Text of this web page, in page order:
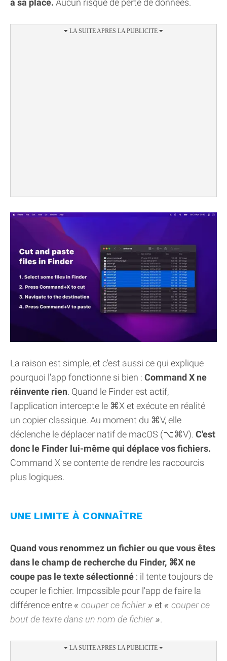
à sa place. Aucun risque de perte de données.
La raison est simple, et c'est aussi ce qui explique
pourquoi l'app fonctionne si bien : Command X ne
réinvente rien. Quand le Finder est actif,
l'application intercepte le ⌘X et exécute en réalité
un copier classique. Au moment du ⌘V, elle
déclenche le déplacer natif de macOS (⌥⌘V). C'est
donc le Finder lui-même qui déplace vos fichiers.
Command X se contente de rendre les raccourcis
plus logiques.
UNE LIMITE À CONNAÎTRE
Quand vous renommez un fichier ou que vous êtes
dans le champ de recherche du Finder, ⌘X ne
coupe pas le texte sélectionné : il tente toujours de
couper le fichier. Impossible pour l'app de faire la
différence entre
couper ce fichier et
couper ce
bout de texte dans un nom de fichier
.